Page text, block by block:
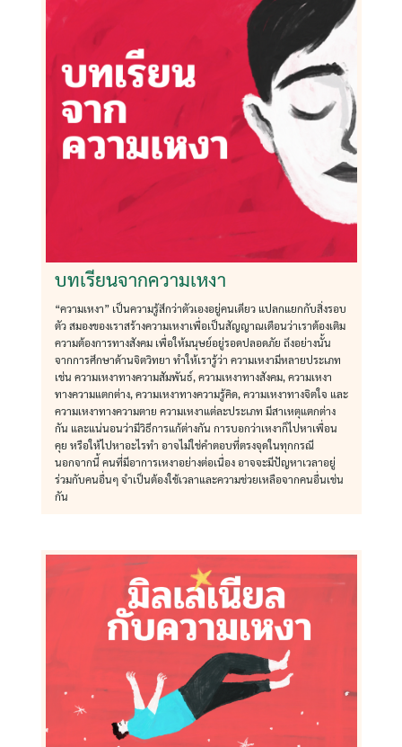
บทเรียนจากความเหงา
“ความเหงา” เป็นความรู้สึกว่าตัวเองอยู่คนเดียว แปลกแยกกับสิ่งรอบ
ตัว สมองของเราสร้างความเหงาเพื่อเป็นสัญญาณเตือนว่าเราต้องเติม
ความต้องการทางสังคม เพื่อให้มนุษย์อยู่รอดปลอดภัย ถึงอย่างนั้น
จากการศึกษาด้านจิตวิทยา ทำให้เรารู้ว่า ความเหงามีหลายประเภท
เช่น ความเหงาทางความสัมพันธ์, ความเหงาทางสังคม, ความเหงา
ทางความแตกต่าง, ความเหงาทางความรู้คิด, ความเหงาทางจิตใจ และ
ความเหงาทางความตาย ความเหงาแต่ละประเภท มีสาเหตุแตกต่าง
กัน และแน่นอนว่ามีวิธีการแก้ต่างกัน การบอกว่าเหงาก็ไปหาเพื่อน
คุย หรือให้ไปหาอะไรทำ อาจไม่ใช่คำตอบที่ตรงจุดในทุกกรณี
นอกจากนี้ คนที่มีอาการเหงาอย่างต่อเนื่อง อาจจะมีปัญหาเวลาอยู่
ร่วมกับคนอื่นๆ จำเป็นต้องใช้เวลาและความช่วยเหลือจากคนอื่นเช่น
กัน